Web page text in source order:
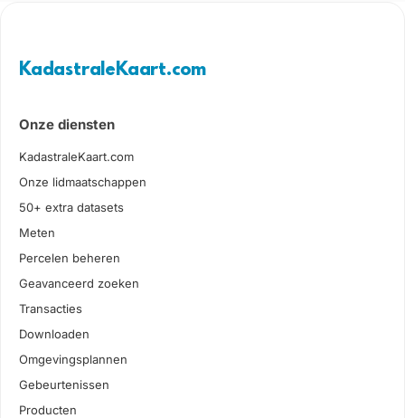
KadastraleKaart.com
Onze diensten
KadastraleKaart.com
Onze lidmaatschappen
50+ extra datasets
Meten
Percelen beheren
Geavanceerd zoeken
Transacties
Downloaden
Omgevingsplannen
Gebeurtenissen
Producten